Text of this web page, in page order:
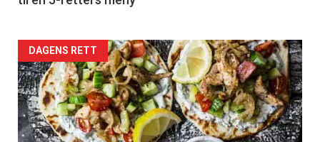
Forsiden
akkurat
nå
DAGENS RETT